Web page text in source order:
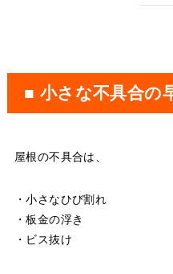
■ 小さな不具合の
屋根の不具合は、
・小さなひび割れ
・板金の浮き
・ビス抜け